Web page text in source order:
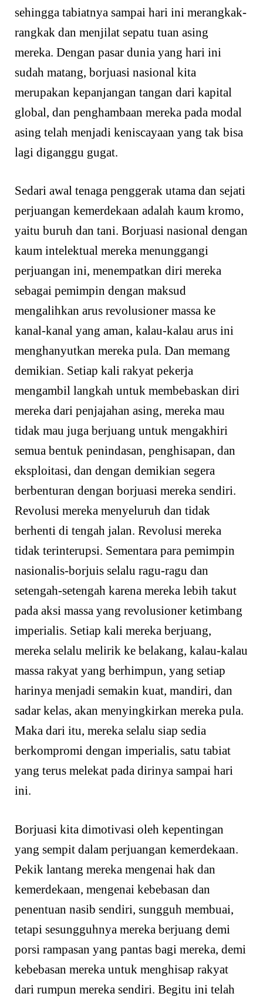
sehingga tabiatnya sampai hari ini merangkak-
rangkak dan menjilat sepatu tuan asing
mereka. Dengan pasar dunia yang hari ini
sudah matang, borjuasi nasional kita
merupakan kepanjangan tangan dari kapital
global, dan penghambaan mereka pada modal
asing telah menjadi keniscayaan yang tak bisa
lagi diganggu gugat.
Sedari awal tenaga penggerak utama dan sejati
perjuangan kemerdekaan adalah kaum kromo,
yaitu buruh dan tani. Borjuasi nasional dengan
kaum intelektual mereka menunggangi
perjuangan ini, menempatkan diri mereka
sebagai pemimpin dengan maksud
mengalihkan arus revolusioner massa ke
kanal-kanal yang aman, kalau-kalau arus ini
menghanyutkan mereka pula. Dan memang
demikian. Setiap kali rakyat pekerja
mengambil langkah untuk membebaskan diri
mereka dari penjajahan asing, mereka mau
tidak mau juga berjuang untuk mengakhiri
semua bentuk penindasan, penghisapan, dan
eksploitasi, dan dengan demikian segera
berbenturan dengan borjuasi mereka sendiri.
Revolusi mereka menyeluruh dan tidak
berhenti di tengah jalan. Revolusi mereka
tidak terinterupsi. Sementara para pemimpin
nasionalis-borjuis selalu ragu-ragu dan
setengah-setengah karena mereka lebih takut
pada aksi massa yang revolusioner ketimbang
imperialis. Setiap kali mereka berjuang,
mereka selalu melirik ke belakang, kalau-kalau
massa rakyat yang berhimpun, yang setiap
harinya menjadi semakin kuat, mandiri, dan
sadar kelas, akan menyingkirkan mereka pula.
Maka dari itu, mereka selalu siap sedia
berkompromi dengan imperialis, satu tabiat
yang terus melekat pada dirinya sampai hari
ini.
Borjuasi kita dimotivasi oleh kepentingan
yang sempit dalam perjuangan kemerdekaan.
Pekik lantang mereka mengenai hak dan
kemerdekaan, mengenai kebebasan dan
penentuan nasib sendiri, sungguh membuai,
tetapi sesungguhnya mereka berjuang demi
porsi rampasan yang pantas bagi mereka, demi
kebebasan mereka untuk menghisap rakyat
dari rumpun mereka sendiri. Begitu ini telah